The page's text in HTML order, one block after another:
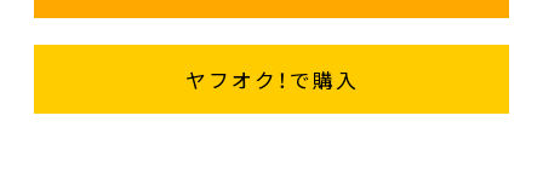
ヤフオク！で購入